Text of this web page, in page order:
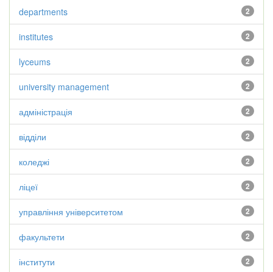
2
departments
2
institutes
2
lyceums
2
university management
2
адміністрація
2
відділи
2
коледжі
2
ліцеї
2
управління університетом
2
факультети
2
інститути